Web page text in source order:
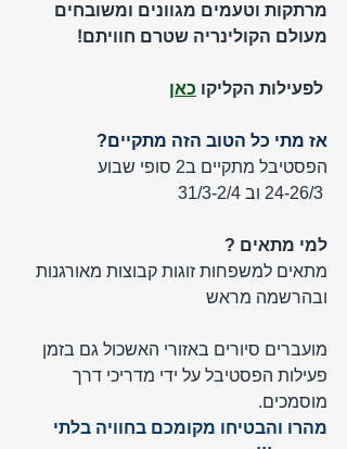
מרתקות וטעמים מגוונים ומשובחים
מעולם הקולינריה שטרם חוויתם!
כאן
אז מתי כל הטוב הזה מתקיים?
הפסטיבל מתקיים ב2 סופי שבוע
למי מתאים ?
מתאים למשפחות זוגות קבוצות מאורגנות
ובהרשמה מראש
מועברים סיורים באזורי האשכול גם בזמן
פעילות הפסטיבל על ידי מדריכי דרך
מוסמכים.
מהרו והבטיחו מקומכם בחוויה בלתי